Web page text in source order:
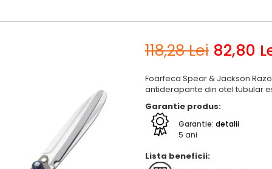
118,28Lei 82,80
Foarfeca Spear & Jackson
antiderapante din otel tubular
Garantie produs:
Garantie: detalii
5 ani
Lista beneficii: